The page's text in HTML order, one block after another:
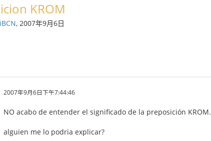
KROM
, 2007年9月6日
2007年9月6日下午7:44:46
NO acabo de entender el significado de la preposición KROM.
alguien me lo podria explicar?